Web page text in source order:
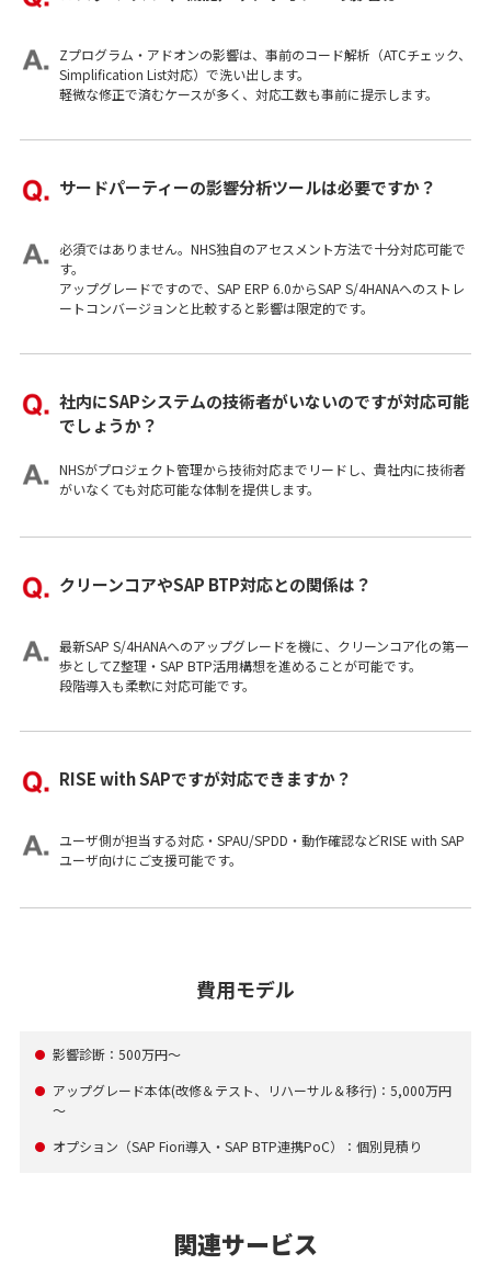
Zプログラム・アドオンの影響は、事前のコード解析（ATCチェック、
Simplification List対応）で洗い出します。
軽微な修正で済むケースが多く、対応工数も事前に提示します。
サードパーティーの影響分析ツールは必要ですか？
必須ではありません。NHS独自のアセスメント方法で十分対応可能で
す。
アップグレードですので、SAP ERP 6.0からSAP S/4HANAへのストレ
ートコンバージョンと比較すると影響は限定的です。
社内にSAPシステムの技術者がいないのですが対応可能
でしょうか？
NHSがプロジェクト管理から技術対応までリードし、貴社内に技術者
がいなくても対応可能な体制を提供します。
クリーンコアやSAP BTP対応との関係は？
最新SAP S/4HANAへのアップグレードを機に、クリーンコア化の第一
歩としてZ整理・SAP BTP活用構想を進めることが可能です。
段階導入も柔軟に対応可能です。
RISE with SAPですが対応できますか？
ユーザ側が担当する対応・SPAU/SPDD・動作確認などRISE with SAP
ユーザ向けにご支援可能です。
費用モデル
● 影響診断：500万円～
● アップグレード本体(改修＆テスト、リハーサル＆移行)：5,000万円
～
● オプション（SAP Fiori導入・SAP BTP連携PoC）：個別見積り
関連サービス